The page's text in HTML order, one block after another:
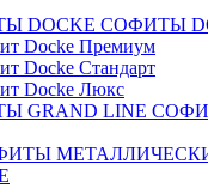
СОФИТЫ
Docke Премиум
Docke Стандарт
Docke Люкс